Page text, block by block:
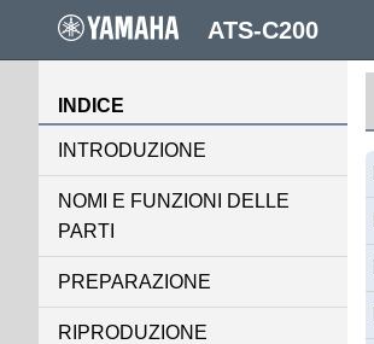
INDICE
INTRODUZIONE
NOMI E FUNZIONI DELLE
PARTI
PREPARAZIONE
RIPRODUZIONE
ATS-C200